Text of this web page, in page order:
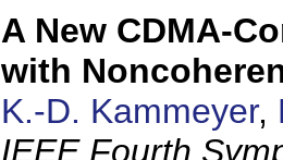
A New CDMA-
with
K.-D. Kammeyer,
IEEE Fourth